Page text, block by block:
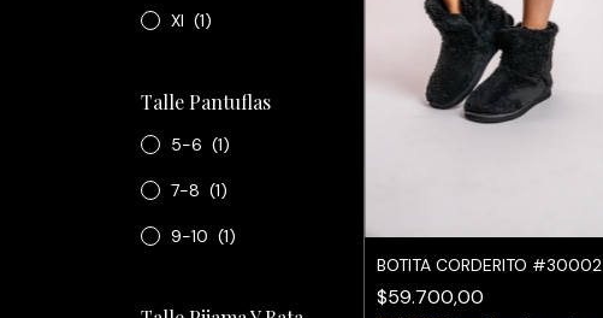
Xl (1)
Talle Pantuflas
5-6 (1)
7-8 (1)
9-10 (1)
BOTITA CORDERITO #30002
$59.700,00